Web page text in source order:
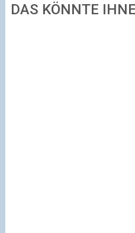
DAS KÖNNTE